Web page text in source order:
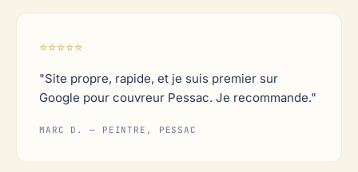
⭐⭐⭐⭐⭐
"Site propre, rapide, et je suis premier sur
Google pour couvreur Pessac. Je recommande."
MARC D. — PEINTRE, PESSAC